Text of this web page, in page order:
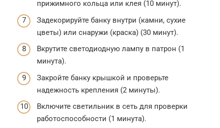
прижимного кольца или клея (10 минут).
Задекорируйте банку внутри (камни, сухие
цветы) или снаружи (краска) (30 минут).
Вкрутите светодиодную лампу в патрон (1
минута).
Закройте банку крышкой и проверьте
надежность крепления (2 минуты).
Включите светильник в сеть для проверки
работоспособности (1 минута).